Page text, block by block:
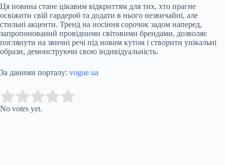
Ця новина стане цікавим відкриттям для тих, хто прагне
освіжити свій гардероб та додати в нього незвичайні, але
стильні акценти. Тренд на носіння сорочок задом наперед,
запропонований провідними світовими брендами, дозволяє
поглянути на звичні речі під новим кутом і створити унікальні
образи, демонструючи свою індивідуальність.
За даними порталу: vogue.ua
Rate this item:
No votes yet.